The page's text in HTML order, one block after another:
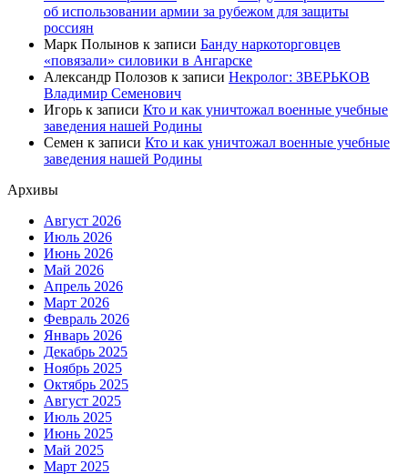
об использовании армии за рубежом для защиты
россиян
Марк Полынов к записи Банду наркоторговцев
«повязали» силовики в Ангарске
Александр Полозов к записи Некролог: ЗВЕРЬКОВ
Владимир Семенович
Игорь к записи Кто и как уничтожал военные учебные
заведения нашей Родины
Семен к записи Кто и как уничтожал военные учебные
заведения нашей Родины
Архивы
Август 2026
Июль 2026
Июнь 2026
Май 2026
Апрель 2026
Март 2026
Февраль 2026
Январь 2026
Декабрь 2025
Ноябрь 2025
Октябрь 2025
Август 2025
Июль 2025
Июнь 2025
Май 2025
Март 2025